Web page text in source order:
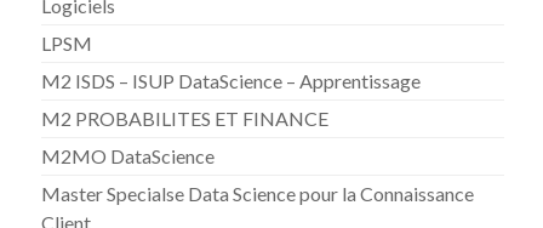
Logiciels
LPSM
M2 ISDS – ISUP DataScience – Apprentissage
M2 PROBABILITES ET FINANCE
M2MO DataScience
Master Specialse Data Science pour la Connaissance
Client